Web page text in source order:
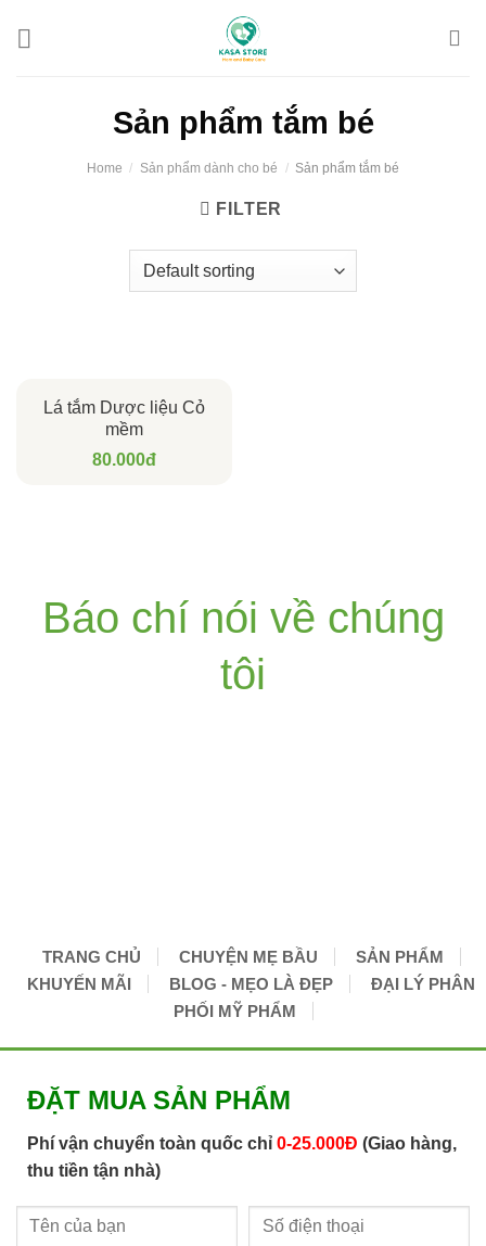
Sản phẩm tắm bé
Home / Sản phẩm dành cho bé / Sản phẩm tắm bé
FILTER
Lá tắm Dược liệu Cỏ
mềm
80.000đ
Báo chí nói về chúng
tôi
TRANG CHỦ CHUYỆN MẸ BẦU
SẢN PHẨM
KHUYẾN MÃI
BLOG - MẸO LÀ ĐẸP
ĐẠI LÝ PHÂN
PHỐI MỸ PHẨM
ĐẶT MUA SẢN PHẨM
Phí vận chuyển toàn quốc chỉ 0-25.000Đ (Giao hàng,
thu tiền tận nhà)